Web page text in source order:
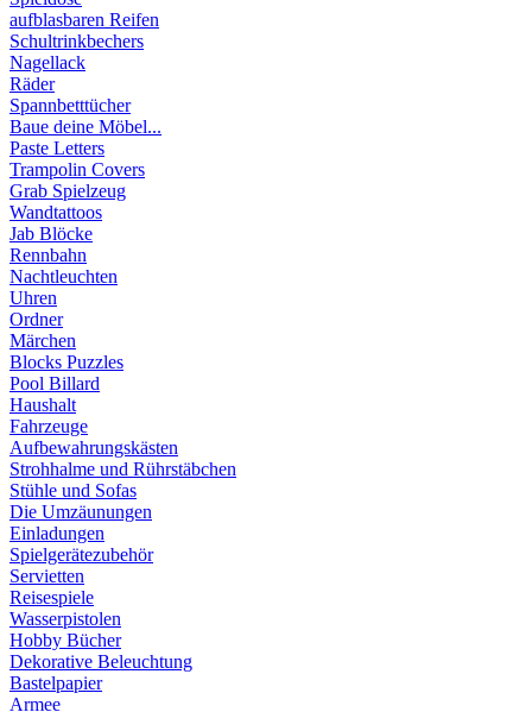
aufblasbaren Reifen
Schultrinkbechers
Nagellack
Räder
Spannbetttücher
Baue deine Möbel...
Paste Letters
Trampolin Covers
Grab Spielzeug
Wandtattoos
Jab Blöcke
Rennbahn
Nachtleuchten
Uhren
Ordner
Märchen
Blocks Puzzles
Pool Billard
Haushalt
Fahrzeuge
Aufbewahrungskästen
Strohhalme und Rührstäbchen
Stühle und Sofas
Die Umzäunungen
Einladungen
Spielgerätezubehör
Servietten
Reisespiele
Wasserpistolen
Hobby Bücher
Dekorative Beleuchtung
Bastelpapier
Armee